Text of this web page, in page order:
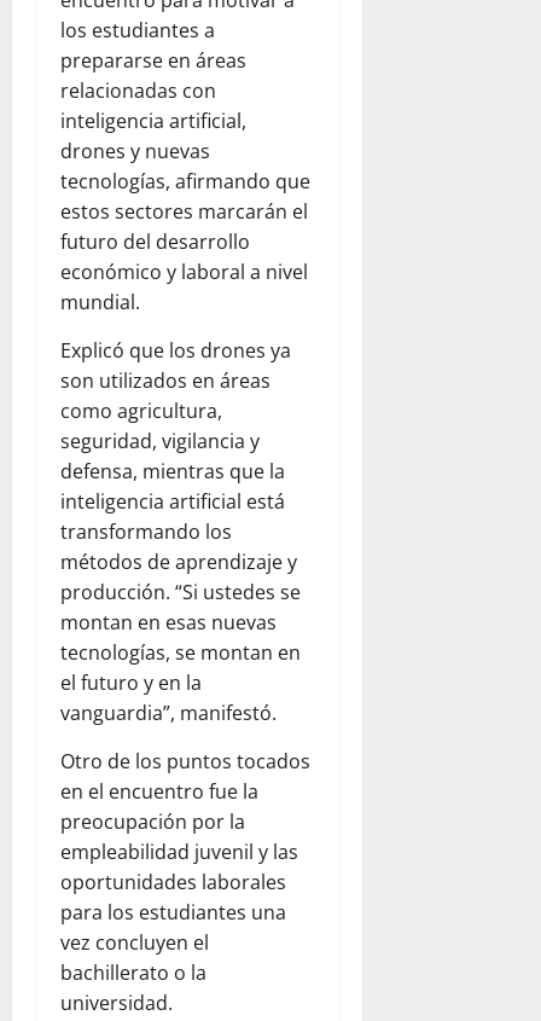
los estudiantes a
prepararse en áreas
relacionadas con
inteligencia artificial,
drones y nuevas
tecnologías, afirmando que
estos sectores marcarán el
futuro del desarrollo
económico y laboral a nivel
mundial.
Explicó que los drones ya
son utilizados en áreas
como agricultura,
seguridad, vigilancia y
defensa, mientras que la
inteligencia artificial está
transformando los
métodos de aprendizaje y
producción. “Si ustedes se
montan en esas nuevas
tecnologías, se montan en
el futuro y en la
vanguardia”, manifestó.
Otro de los puntos tocados
en el encuentro fue la
preocupación por la
empleabilidad juvenil y las
oportunidades laborales
para los estudiantes una
vez concluyen el
bachillerato o la
universidad.